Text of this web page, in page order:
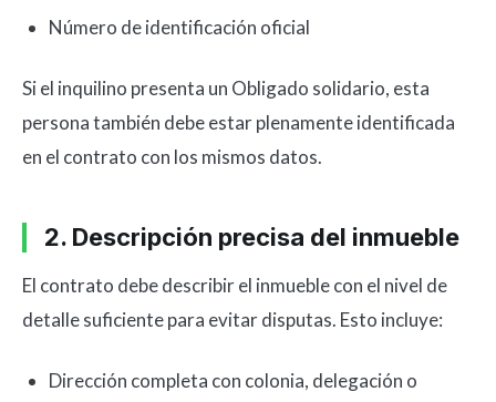
Número de identificación oficial
Si el inquilino presenta un Obligado solidario, esta
persona también debe estar plenamente identificada
en el contrato con los mismos datos.
2. Descripción precisa del inmueble
El contrato debe describir el inmueble con el nivel de
detalle suficiente para evitar disputas. Esto incluye:
Dirección completa con colonia, delegación o